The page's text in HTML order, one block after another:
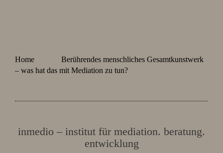
Home
Berührendes menschliches Gesamtkunstwerk
– was hat das mit Mediation zu tun?
inmedio – institut für mediation. beratung.
entwicklung